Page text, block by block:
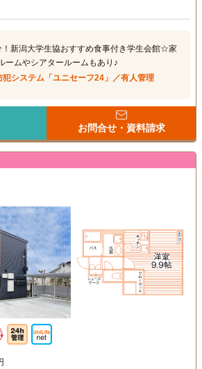
新潟大学生協おすすめ食事付き学生会館☆家
ームやシアタールームもあり♪
システム「ユニセーフ24」／有人管理
お問合せ・資料請求